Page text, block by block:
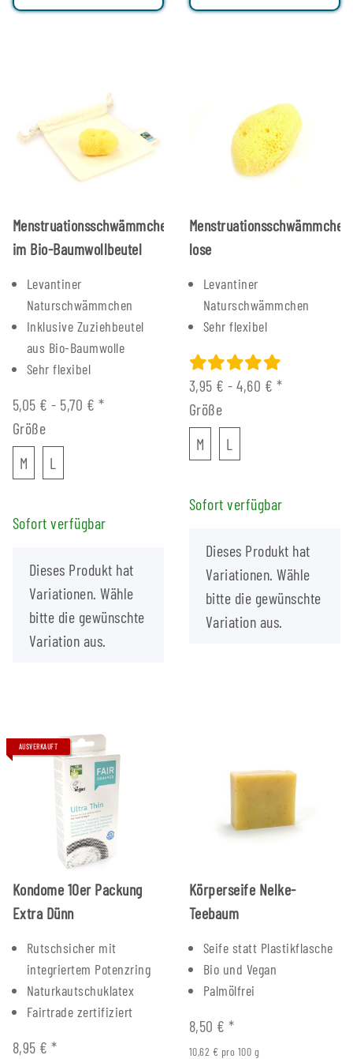
Menstruationsschwämmchen
im Bio-Baumwollbeutel
Levantiner
Naturschwämmchen
Inklusive Zuziehbeutel
aus Bio-Baumwolle
Sehr flexibel
5,05 € - 5,70 € *
Größe
M
L
Sofort verfügbar
x
Dieses Produkt hat
Variationen. Wähle
bitte die gewünschte
Variation aus.
Menstruationsschwämmchen
lose
Levantiner
Naturschwämmchen
Sehr flexibel
3,95 € -4,60 € *
Größe
M
L
Sofort verfügbar
x
Dieses Produkt hat
Variationen. Wähle
bitte die gewünschte
Variation aus.
AUSVERKAUFT
Kondome 10er Packung
Extra Dünn
Rutschsicher mit
integriertem Potenzring
Naturkautschuklatex
Fairtrade zertifiziert
8,95 €*
Körperseife Nelke-
Teebaum
Seife statt Plastikflasche
Bio und Vegan
Palmölfrei
8,50 €*
10,62 € pro 100 g